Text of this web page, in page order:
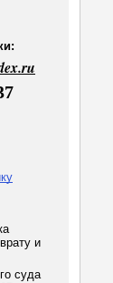
и
суда